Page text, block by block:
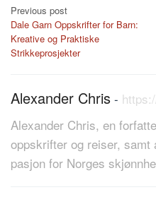
Post
navigation
Previous post
Dale Garn Oppskrifter for Barn:
Kreative og Praktiske
Strikkeprosjekter
Alexander Chris -
Alexander Chris, en
oppskrifter og reiser, samt
pasjon for Norges